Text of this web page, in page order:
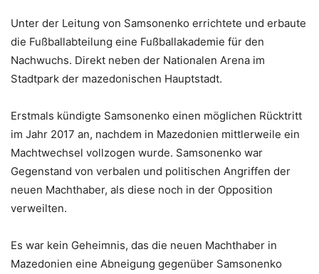
Unter der Leitung von Samsonenko errichtete und erbaute
die Fußballabteilung eine Fußballakademie für den
Nachwuchs. Direkt neben der Nationalen Arena im
Stadtpark der mazedonischen Hauptstadt.
Erstmals kündigte Samsonenko einen möglichen Rücktritt
im Jahr 2017 an, nachdem in Mazedonien mittlerweile ein
Machtwechsel vollzogen wurde. Samsonenko war
Gegenstand von verbalen und politischen Angriffen der
neuen Machthaber, als diese noch in der Opposition
verweilten.
Es war kein Geheimnis, das die neuen Machthaber in
Mazedonien eine Abneigung gegenüber Samsonenko